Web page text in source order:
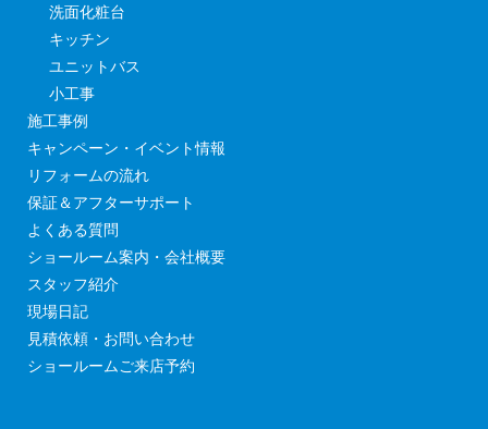
洗面化粧台
キッチン
ユニットバス
小工事
施工事例
キャンペーン・イベント情報
リフォームの流れ
保証＆アフターサポート
よくある質問
ショールーム案内・会社概要
スタッフ紹介
現場日記
見積依頼・お問い合わせ
ショールームご来店予約